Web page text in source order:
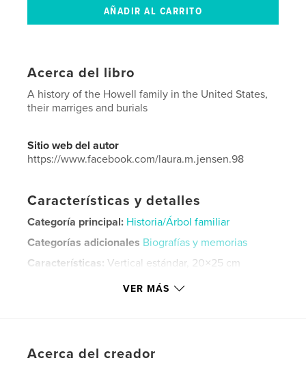
Acerca del libro
A history of the Howell family in the United States,
their marriges and burials
Sitio web del autor
https://www.facebook.com/laura.m.jensen.98
Características y detalles
Categoría principal: Historia/Árbol familiar
Categorías adicionales Biografías y memorias
Características:Vertical estándar, 20×25 cm
IdiomaEnglish
VER MÁS
Acerca del creador